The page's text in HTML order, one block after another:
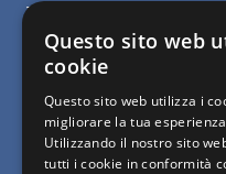
Telefono:
Mobile:+39 348 5110011
Questo sito web
cookie
Questo sito web utilizza i
migliorare la tua
Utilizzando il nostro sito
tutti i cookie in conformità